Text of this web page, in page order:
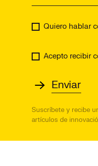
Quiero hablar
Acepto recibir
Suscríbete y recibe
artículos de